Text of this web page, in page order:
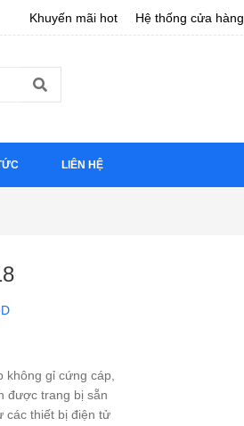
Khuyến mãi hot Hệ thống cửa hàng
LIÊN HỆ
không gỉ cứng cáp,
được trang bị sẵn
các thiết bị điện tử